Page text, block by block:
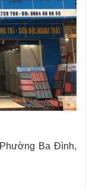
Ba Đình,